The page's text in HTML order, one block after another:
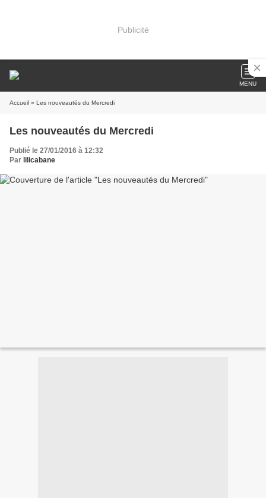
Publicité
MENU
Accueil » Les nouveautés du Mercredi
Les nouveautés du Mercredi
Publié le 27/01/2016 à 12:32
Par lilicabane